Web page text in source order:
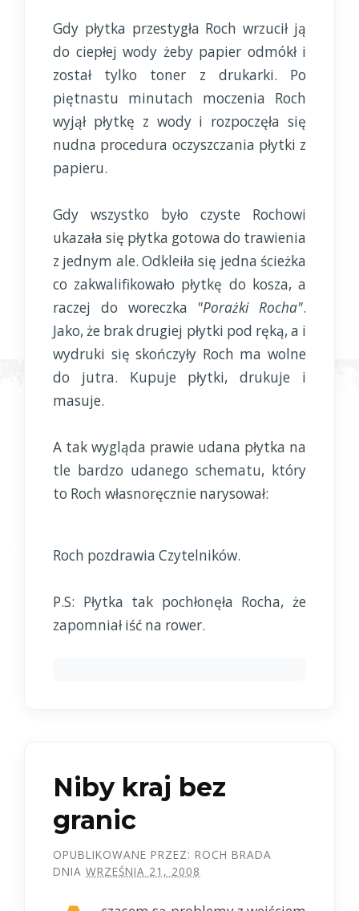
Gdy płytka przestygła Roch wrzucił ją
do ciepłej wody żeby papier odmókł i
został tylko toner z drukarki. Po
piętnastu minutach moczenia Roch
wyjął płytkę z wody i rozpoczęła się
nudna procedura oczyszczania płytki z
papieru.
Gdy wszystko było czyste Rochowi
ukazała się płytka gotowa do trawienia
z jednym ale. Odkleiła się jedna ścieżka
co zakwalifikowało płytkę do kosza, a
raczej do woreczka "Porażki Rocha".
Jako, że brak drugiej płytki pod ręką, a i
wydruki się skończyły Roch ma wolne
do jutra. Kupuje płytki, drukuje i
masuje.
A tak wygląda prawie udana płytka na
tle bardzo udanego schematu, który
to Roch własnoręcznie narysował:
Roch pozdrawia Czytelników.
P.S: Płytka tak pochłonęła Rocha, że
zapomniał iść na rower.
Niby kraj bez
granic
OPUBLIKOWANE PRZEZ: ROCH BRADA
DNIA WRZEŚNIA 21, 2008